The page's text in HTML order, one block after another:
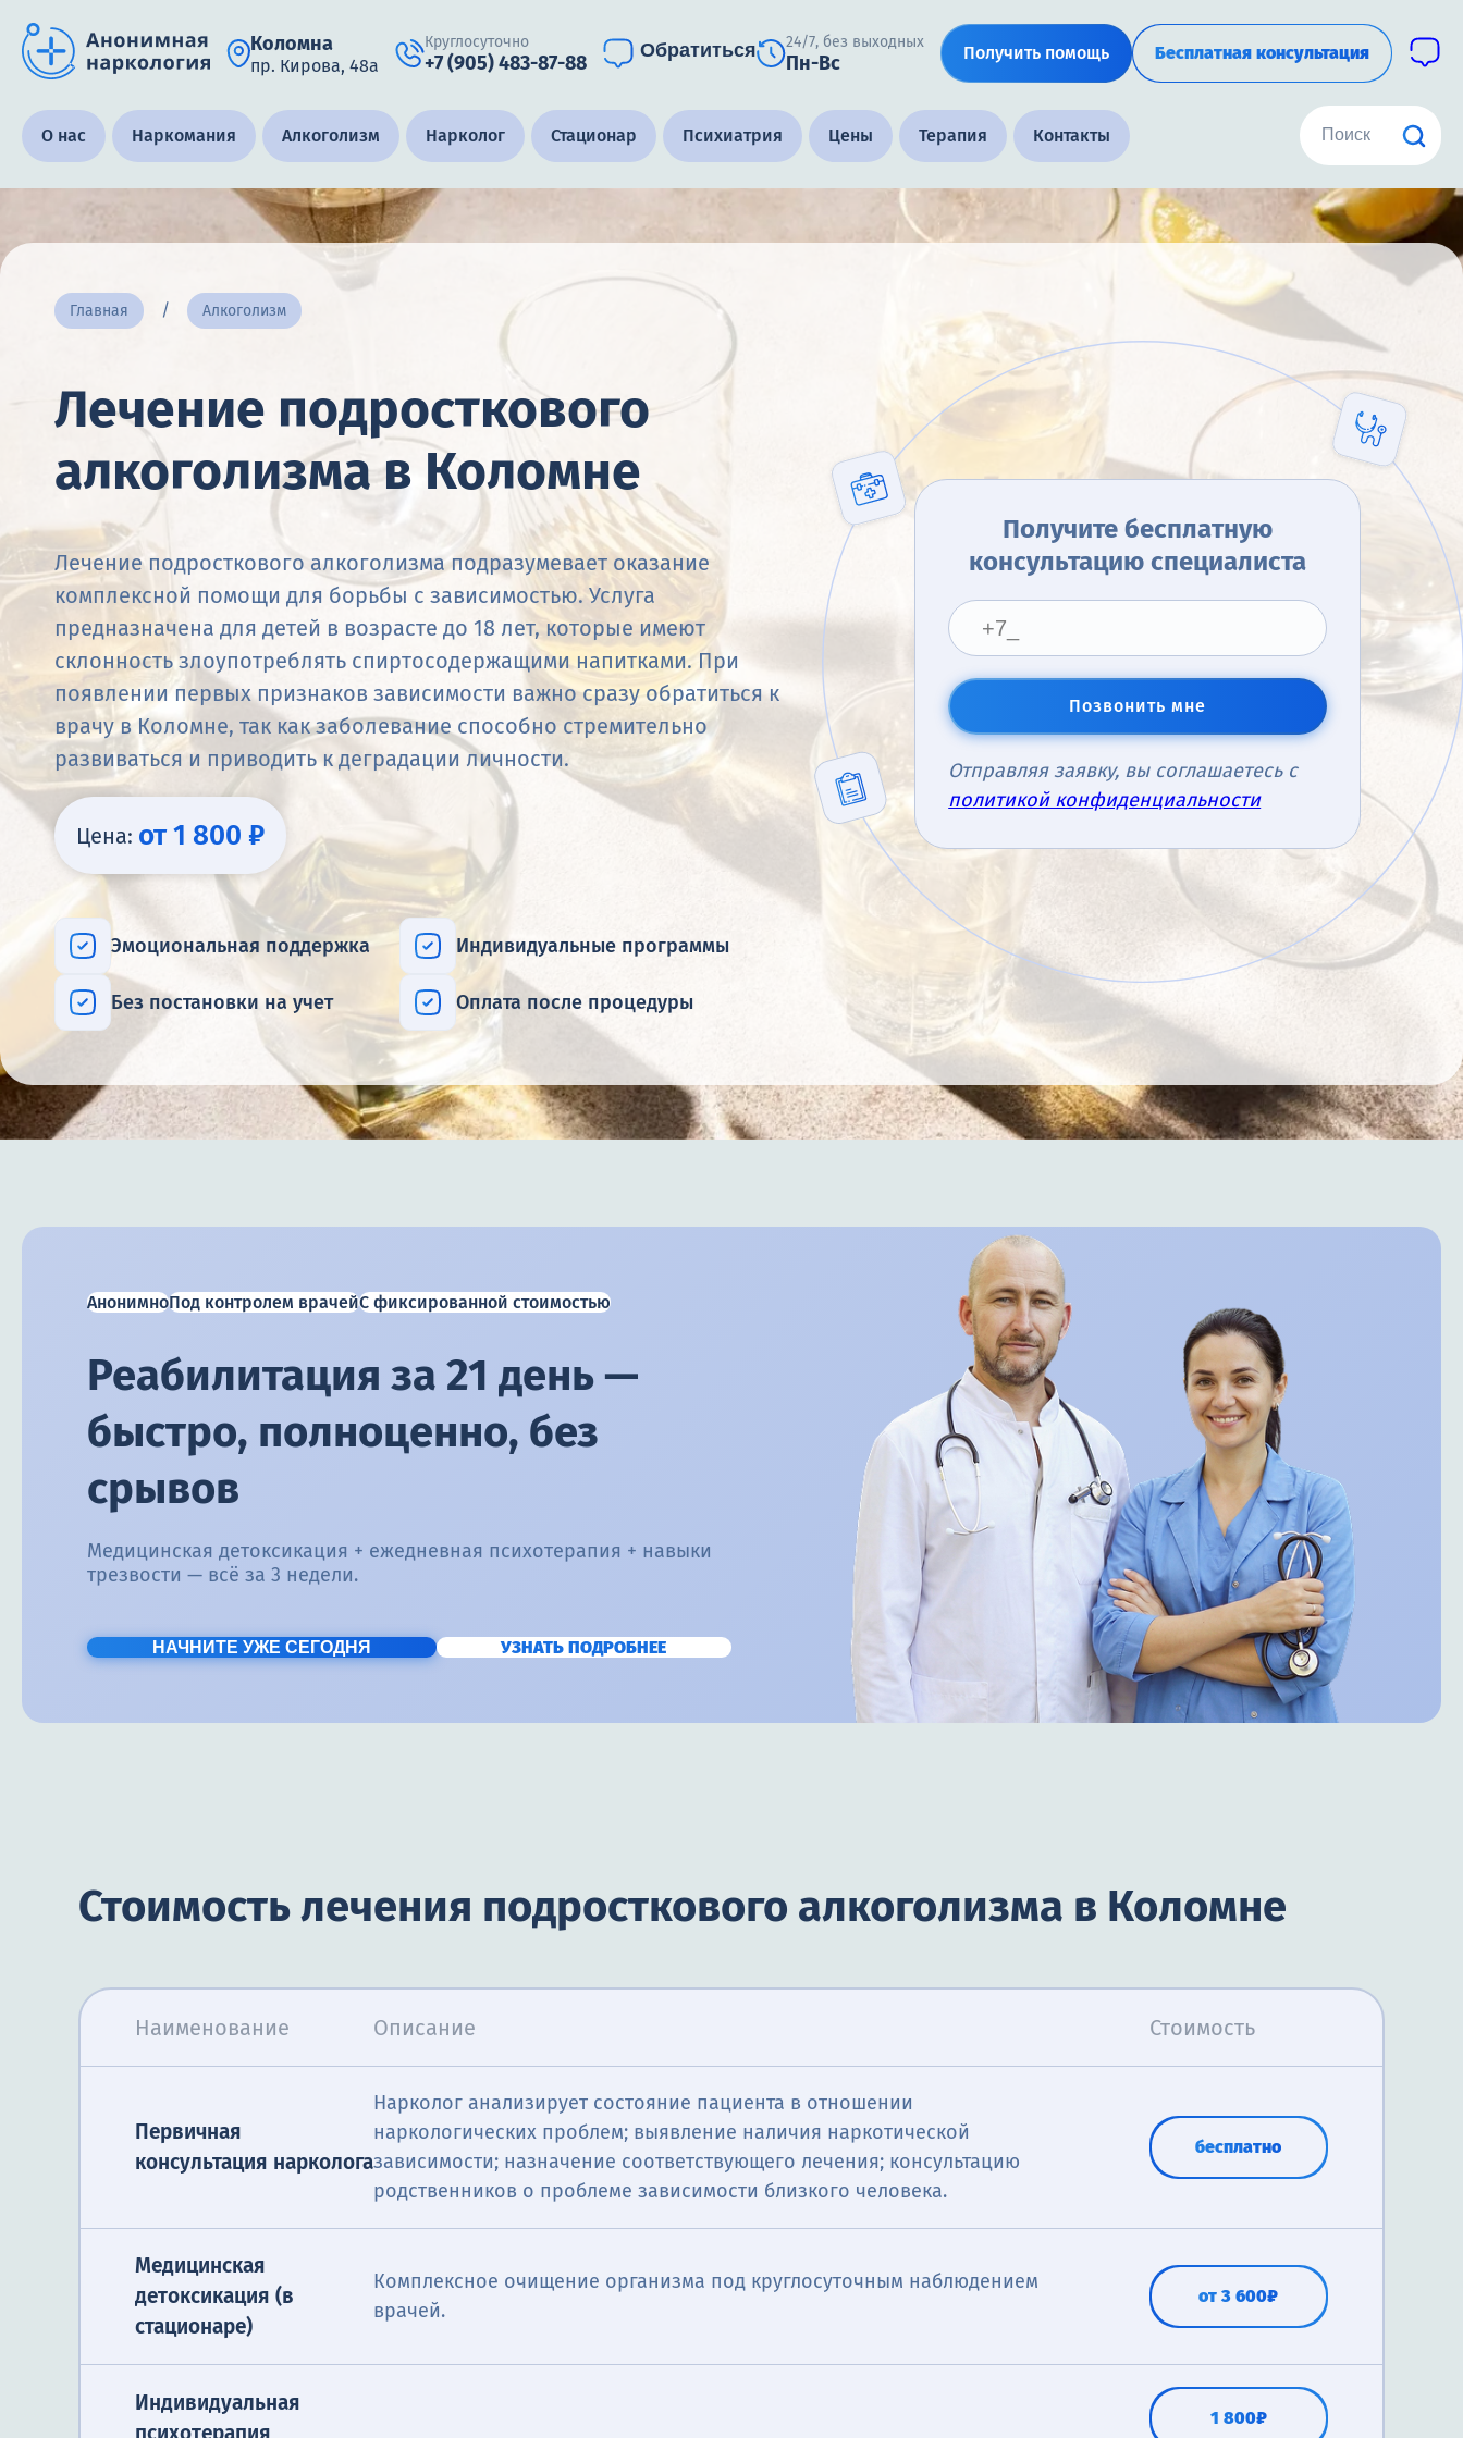
Коломна
пр. Кирова, 48а
Круглосуточно
+7 (905) 483-87-88
Обратиться 24/7, без выходных
Пн-Вс Получить помощь Бесплатная консультация
Получить помощь специалиста
Адрес call-центра
Коломна, пр. Кирова, 48а
О нас Наркомания Алкоголизм Нарколог Стационар Психиатрия Цены Терапия Контакты
Главная Алкоголизм
Лечение подросткового
алкоголизма в Коломне
Лечение подросткового алкоголизма подразумевает оказание
комплексной помощи для борьбы с зависимостью. Услуга
предназначена для детей в возрасте до 18 лет, которые имеют
склонность злоупотреблять спиртосодержащими напитками. При
появлении первых признаков зависимости важно сразу обратиться к
врачу в Коломне, так как заболевание способно стремительно
развиваться и приводить к деградации личности.
Цена: от 1 800 ₽
Эмоциональная поддержка Индивидуальные программы
Без постановки на учет Оплата после процедуры
Получите бесплатную
консультацию специалиста
Позвонить мне
Отправляя заявку, вы соглашаетесь с
политикой конфиденциальности
АнонимноПод контролем врачейС фиксированной стоимостью
Реабилитация за 21 день —
быстро, полноценно, без
срывов
Медицинская детоксикация + ежедневная психотерапия + навыки
трезвости — всё за 3 недели.
НАЧНИТЕ УЖЕ СЕГОДНЯ УЗНАТЬ ПОДРОБНЕЕ
Стоимость лечения подросткового алкоголизма в Коломне
Наименование Описание Стоимость
Первичная
консультация нарколога
Нарколог анализирует состояние пациента в отношении
наркологических проблем; выявление наличия наркотической
зависимости; назначение соответствующего лечения; консультацию
родственников о проблеме зависимости близкого человека.
бесплатно
Медицинская
детоксикация (в
стационаре)
Комплексное очищение организма под круглосуточным наблюдением
врачей.
от 3 600₽
Индивидуальная
1 800₽